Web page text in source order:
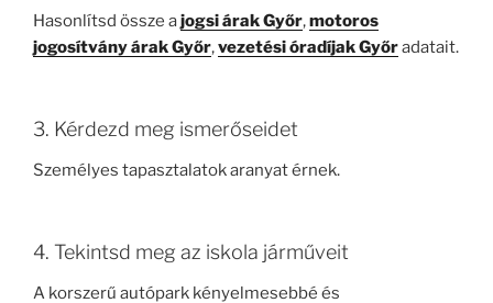
Hasonlítsd össze ajogsi árak Győr,motoros
jogosítvány árak Győr,vezetési óradíjak Győradatait.
3. Kérdezd meg ismerőseidet
Személyes tapasztalatok aranyat érnek.
4. Tekintsd meg az iskola járműveit
A korszerű autópark kényelmesebbé és